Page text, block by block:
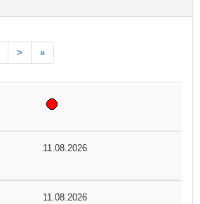
> »
11.08.2026
11.08.2026